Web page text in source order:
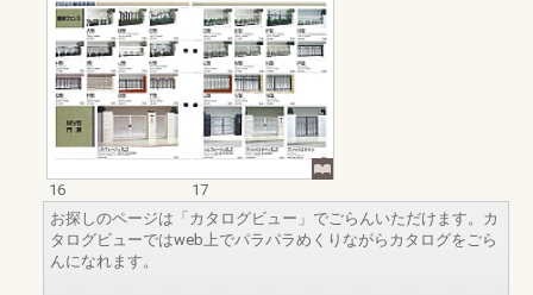
16
17
お探しのページは「カタログビュー」でごらんいただけます。カ
タログビューではweb上でパラパラめくりながらカタログをごら
んになれます。